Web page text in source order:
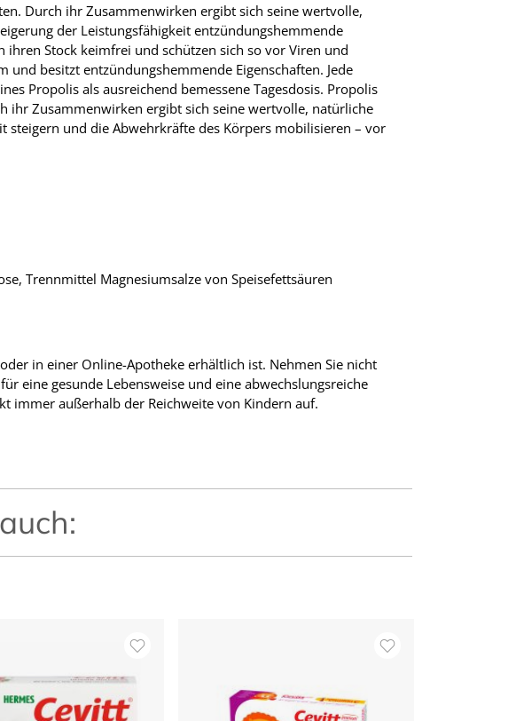
Durch ihr Zusammenwirken ergibt sich seine wertvolle,
der Leistungsfähigkeit entzündungshemmende
Stock keimfrei und schützen sich so vor Viren und
besitzt entzündungshemmende Eigenschaften. Jede
Propolis als ausreichend bemessene Tagesdosis. Propolis
ihr Zusammenwirken ergibt sich seine wertvolle, natürliche
und die Abwehrkräfte des Körpers mobilisieren – vor
Trennmittel Magnesiumsalze von Speisefettsäuren
in einer Online-Apotheke erhältlich ist. Nehmen Sie nicht
eine gesunde Lebensweise und eine abwechslungsreiche
immer außerhalb der Reichweite von Kindern auf.